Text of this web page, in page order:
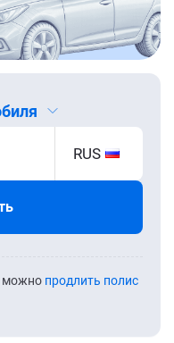
RUS
можно продлить полис